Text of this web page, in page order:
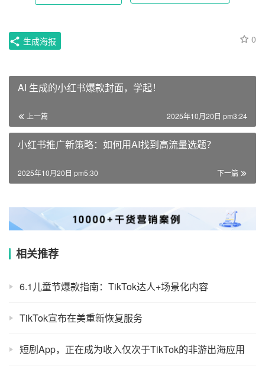
0
生成海报
AI 生成的小红书爆款封面，学起！
上一篇 2025年10月20日 pm3:24
小红书推广新策略：如何用AI找到高流量选题？
下一篇
2025年10月20日 pm5:30
相关推荐
6.1儿童节爆款指南：TikTok达人+场景化内容
TikTok宣布在美重新恢复服务
短剧App，正在成为收入仅次于TikTok的非游出海应用